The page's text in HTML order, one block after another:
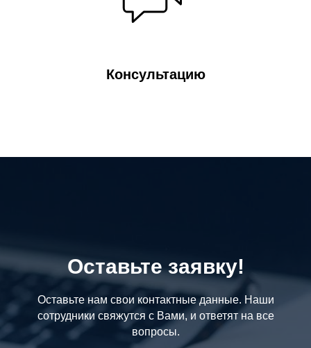
Консультацию
Оставьте заявку!
Оставьте нам свои контактные данные. Наши
сотрудники свяжутся с Вами, и ответят на все
вопросы.